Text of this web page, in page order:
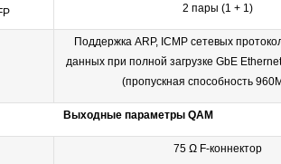
2 пары (1 + 1)
Поддержка ARP, ICMP сетевых
данных при полной загрузке GbE
(пропускная способность
Выходные параметры QAM
75 Ω F-коннектор